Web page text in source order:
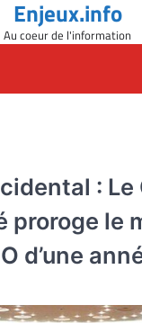
Enjeux.info
Au coeur de l'information
: Le
proroge le
d’une